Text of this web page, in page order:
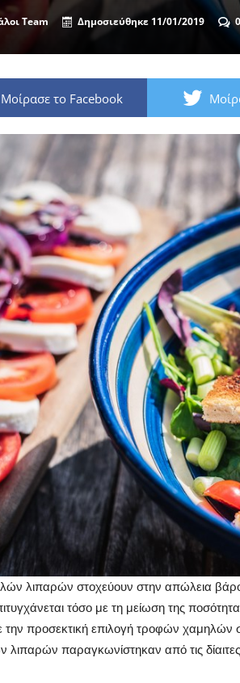
Team Δημοσιεύθηκε 11/01/2019 0
Μοίρασε το Facebook
λιπαρών στοχεύουν στην απώλεια
τόσο με τη μείωση της
την προσεκτική επιλογή τροφών χαμηλών
λιπαρών παραγκωνίστηκαν από τις